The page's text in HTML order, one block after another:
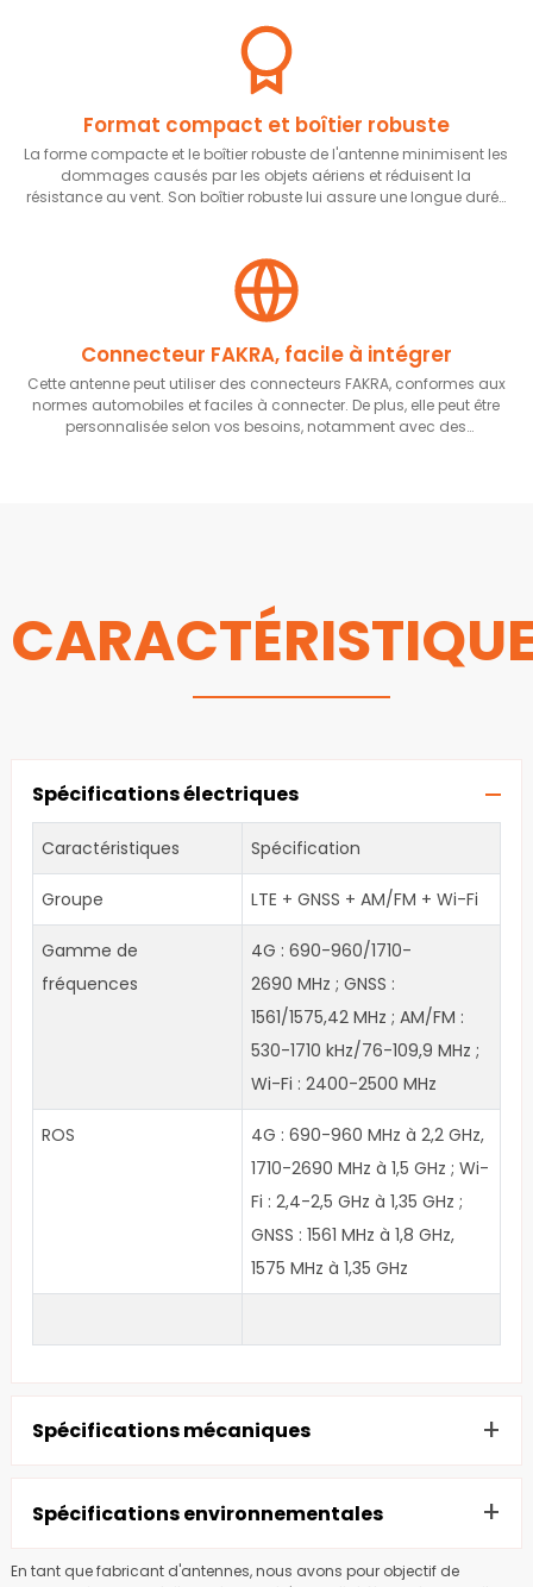
Format compact et boîtier robuste
La forme compacte et le boîtier robuste de l'antenne minimisent les
dommages causés par les objets aériens et réduisent la
résistance au vent. Son boîtier robuste lui assure une longue durée
Connecteur FAKRA, facile à intégrer
Cette antenne peut utiliser des connecteurs FAKRA, conformes aux
normes automobiles et faciles à connecter. De plus, elle peut être
personnalisée selon vos besoins, notamment avec des
Spécifications électriques
Caractéristiques Spécification
Groupe LTE + GNSS + AM/FM + Wi-Fi
Gamme de
fréquences
4G : 690-960/1710-
2690 MHz ; GNSS :
1561/1575,42 MHz ; AM/FM :
530-1710 kHz/76-109,9 MHz ;
Wi-Fi : 2400-2500 MHz
ROS
4G : 690-960 MHz à 2,2 GHz,
1710-2690 MHz à 1,5 GHz ; Wi-
Fi : 2,4-2,5 GHz à 1,35 GHz ;
GNSS : 1561 MHz à 1,8 GHz,
1575 MHz à 1,35 GHz
Spécifications mécaniques +
Gamme de fréquences 1560 MHz ~ 1576 MHz
Gagner 28±3dB
Spécifications environnementales +
En tant que fabricant d'antennes, nous avons pour objectif de